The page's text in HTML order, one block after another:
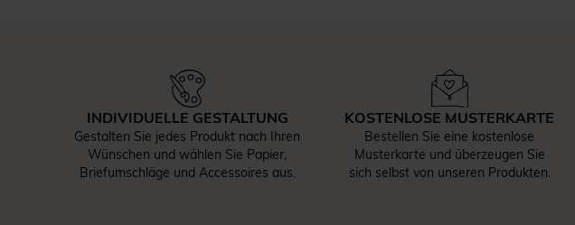
INDIVIDUELLE GESTALTUNG
Gestalten Sie jedes Produkt nach Ihren
Wünschen und wählen Sie Papier,
Briefumschläge und Accessoires aus.
KOSTENLOSE MUSTERKARTE
Bestellen Sie eine kostenlose
Musterkarte und überzeugen Sie
sich selbst von unseren Produkten.